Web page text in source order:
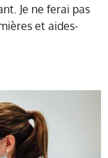
Je ne ferai pas
et aides-